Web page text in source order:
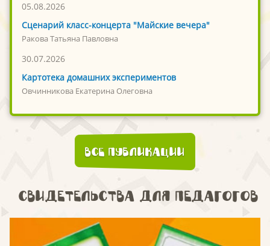
05.08.2026
Сценарий класс-концерта "Майские вечера"
Ракова Татьяна Павловна
30.07.2026
Картотека домашних экспериментов
Овчинникова Екатерина Олеговна
Все публикации
Свидетельства для педагогов